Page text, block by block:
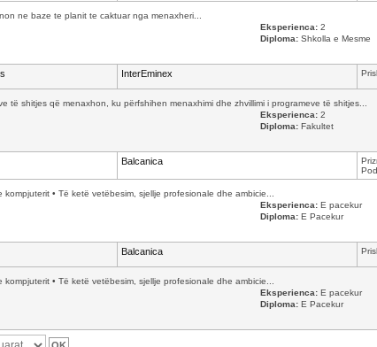
ne baze te planit te caktuar nga menaxheri...
Eksperienca: 2
Diploma: Shkolla e Mesme
InterEminex
të shitjes që menaxhon, ku përfshihen menaxhimi dhe zhvillimi i programeve të shitjes...
Eksperienca: 2
Diploma: Fakultet
Balcanica
• Të ketë vetëbesim, sjellje profesionale dhe ambicie...
Eksperienca: E pacekur
Diploma: E Pacekur
Balcanica
• Të ketë vetëbesim, sjellje profesionale dhe ambicie...
Eksperienca: E pacekur
Diploma: E Pacekur